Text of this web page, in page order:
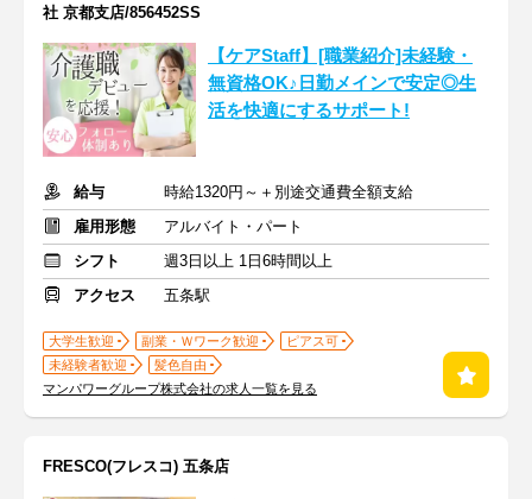
社 京都支店/856452SS
【ケアStaff】[職業紹介]未経験・
無資格OK♪日勤メインで安定◎生
活を快適にするサポート!
給与
時給1320円～＋別途交通費全額支給
雇用形態
アルバイト・パート
シフト
週3日以上 1日6時間以上
アクセス
五条駅
大学生歓迎 副業・Ｗワーク歓迎
ピアス可
未経験者歓迎
髪色自由
マンパワーグループ株式会社の求人一覧を見る
FRESCO(フレスコ) 五条店